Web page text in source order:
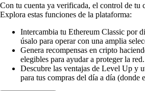
Con tu cuenta ya verificada, el control de tu
Explora estas funciones de la plataforma:
Intercambia tu Ethereum Classic por
úsalo para operar con una amplia
Genera recompensas en cripto
elegibles para ayudar a proteger la red.
Descubre las ventajas de Level Up y
para tus compras del día a día (donde